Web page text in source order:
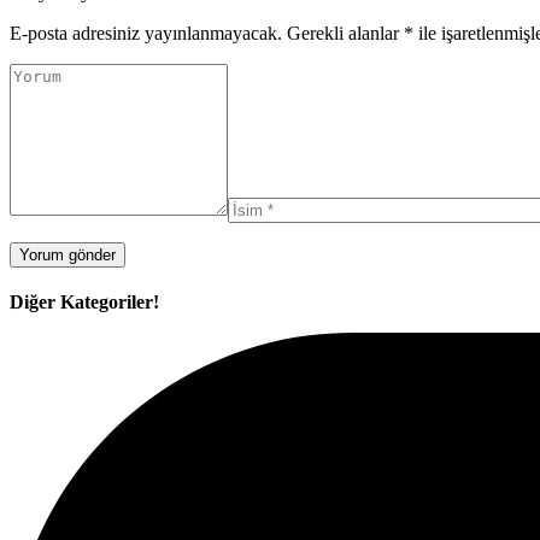
E-posta adresiniz yayınlanmayacak. Gerekli alanlar * ile
Diğer Kategoriler!